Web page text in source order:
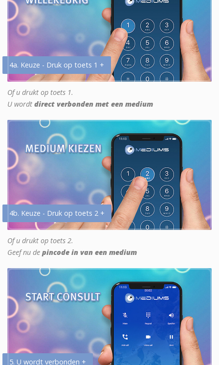
4a. Keuze - Druk op toets 1 +
Of u drukt op toets 1.
U wordt direct verbonden met een medium
4b. Keuze - Druk op toets 2 +
Of u drukt op toets 2.
Geef nu de pincode in van een medium
5. U wordt verbonden +